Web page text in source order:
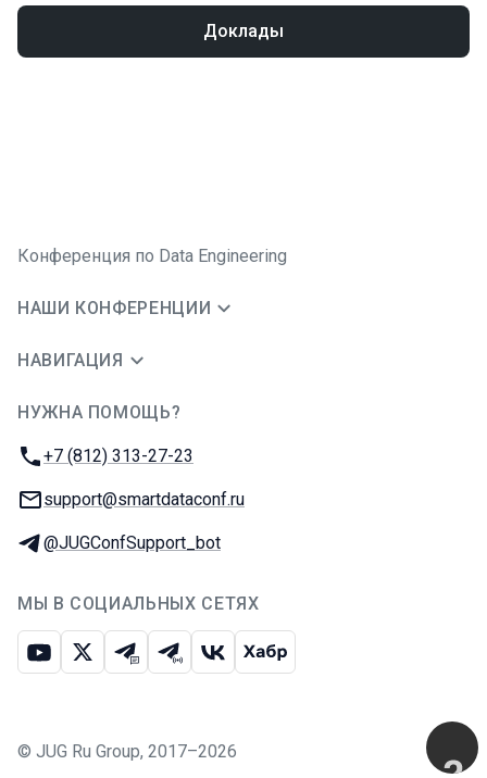
Доклады
Конференция по Data Engineering
НАШИ КОНФЕРЕНЦИИ
НАВИГАЦИЯ
НУЖНА ПОМОЩЬ?
Телефон:
+7 (812) 313-27-23
E-mail:
support@smartdataconf.ru
Телеграм:
@JUGConfSupport_bot
МЫ В СОЦИАЛЬНЫХ СЕТЯХ
ЮтубИкс Телеграм-чат
Телеграм-канал
ВКонтакте
Хабр
© JUG Ru Group, 2017–2026